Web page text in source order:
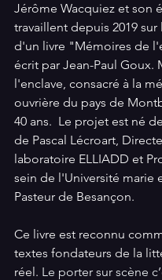
Jérôme Wacquiez et son
travaillent depuis 2019
d'un livre "Mémoires de
écrit par Jean-Paul Goux.
l'enclave, consacré à la
ouvrière du pays de
40 ans. Le projet est né
de Pascal Lécroart,
laboratoire ELLIADD et
sein de l'Université marie
Pasteur de Besançon.
Ce livre est reconnu
textes fondateurs de la
réel. Le porter sur scène